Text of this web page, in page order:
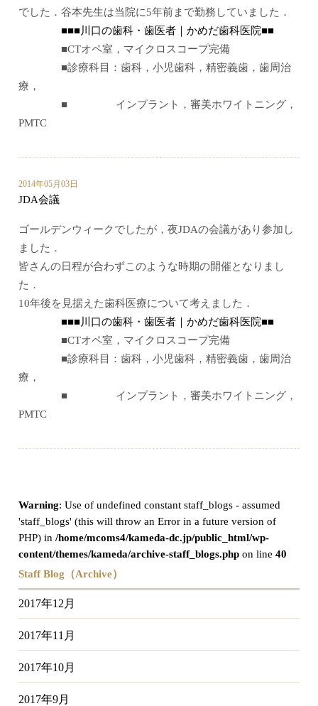
でした．谷本先生は当院に5年前まで勤務していました．
■■■川口の歯科・歯医者｜かめだ歯科医院■■
■CTオペ室，マイクロスコープ完備
■診療科目：歯科，小児歯科，精密義歯，歯周治
療，
■ インプラント，審美ホワイトニング，
PMTC
2014年05月03日
JDA会議
ゴールデンウィークでしたが，夜JDAの会議があり参加し
ました．
皆さんの日程が合わずこのような時期の開催となりまし
た．
10年後を見据えた歯科医療について考えました．
■■■川口の歯科・歯医者｜かめだ歯科医院■■
■CTオペ室，マイクロスコープ完備
■診療科目：歯科，小児歯科，精密義歯，歯周治
療，
■ インプラント，審美ホワイトニング，
PMTC
Warning: Use of undefined constant staff_blogs - assumed
'staff_blogs' (this will throw an Error in a future version of
PHP) in/home/mcoms4/kameda-dc.jp/public_html/wp-
content/themes/kameda/archive-staff_blogs.php on line40
Staff Blog（Archive）
2017年12月
2017年11月
2017年10月
2017年9月